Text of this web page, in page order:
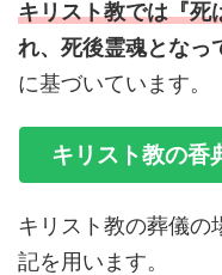
キリスト教では『死
れ、死後霊魂となっ
に基づいています。
キリスト教の香
キリスト教の葬儀の
記を用います。